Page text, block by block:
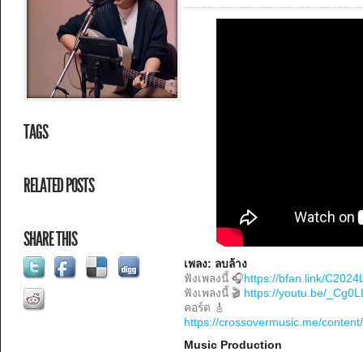
TAGS
RELATED POSTS
SHARE THIS
เพลง: ลบล้าง
ฟังเพลงนี้ 🎧 https://bfan.link/
ฟังเพลงนี้ 🎬 https://youtu.be/
คอร์ด 🎸
https://crossovermusic.me/
Music Production